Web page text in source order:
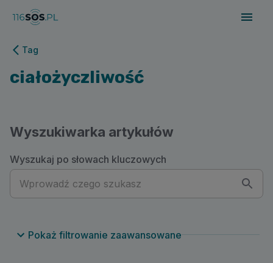
Tag
ciałożyczliwość
Wyszukiwarka artykułów
Wyszukaj po słowach kluczowych
Pokaż filtrowanie zaawansowane
116sos.pl | ciałożyczliwość